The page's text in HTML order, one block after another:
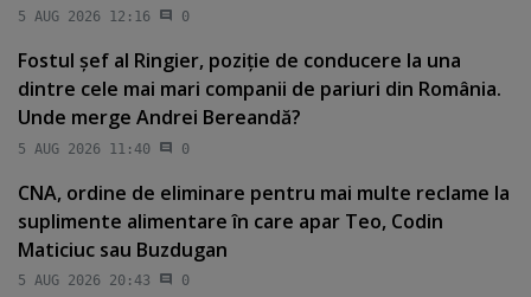
5 AUG 2026 12:16 0
Fostul şef al Ringier, poziţie de conducere la una
dintre cele mai mari companii de pariuri din România.
Unde merge Andrei Bereandă?
5 AUG 2026 11:40 0
CNA, ordine de eliminare pentru mai multe reclame la
suplimente alimentare în care apar Teo, Codin
Maticiuc sau Buzdugan
5 AUG 2026 20:43 0